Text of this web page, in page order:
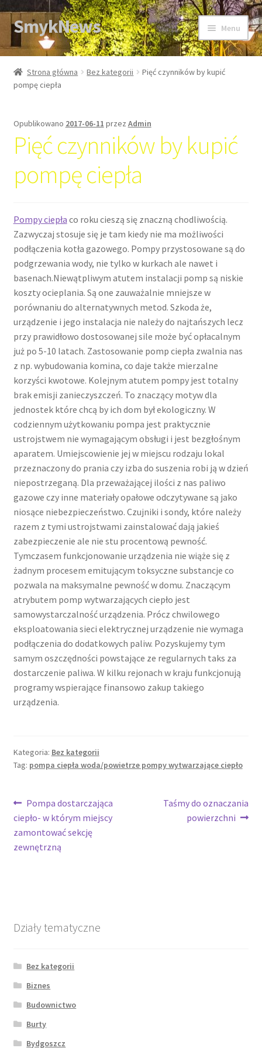
Przejdź
do
nawigacji
Przejdź
do
treści
SmykNews Menu
Strona główna
Strona główna Bez kategorii
Pięć czynników by kupić
pompę ciepła
Opublikowano 2017-06-11 przez Admin
Pięć czynników by kupić
pompę ciepła
Pompy ciepła co roku cieszą się znaczną chodliwością.
Zazwyczaj stosuje się je tam kiedy nie ma możliwości
podłączenia kotła gazowego. Pompy przystosowane są do
podgrzewania wody, nie tylko w kurkach ale nawet i
basenach.Niewątpliwym atutem instalacji pomp są niskie
koszty ocieplania. Są one zauważalnie mniejsze w
porównaniu do alternatywnych metod. Szkoda że,
urządzenie i jego instalacja nie należy do najtańszych lecz
przy prawidłowo dostosowanej sile może być opłacalnym
już po 5-10 latach. Zastosowanie pomp ciepła zwalnia nas
z np. wybudowania komina, co daje także mierzalne
korzyści kwotowe. Kolejnym atutem pompy jest totalny
brak emisji zanieczyszczeń. To znaczący motyw dla
jednostek które chcą by ich dom był ekologiczny. W
codziennym użytkowaniu pompa jest praktycznie
ustrojstwem nie wymagającym obsługi i jest bezgłośnym
aparatem. Umiejscowienie jej w miejscu rodzaju lokal
przeznaczony do prania czy izba do suszenia robi ją w dzień
niepostrzeganą. Dla przeważającej ilości z nas paliwo
gazowe czy inne materiały opałowe odczytywane są jako
niosące niebezpieczeństwo. Czujniki i sondy, które należy
razem z tymi ustrojstwami zainstalować dają jakieś
zabezpieczenie ale nie stu procentową pewność.
Tymczasem funkcjonowanie urządzenia nie wiąże się z
żadnym procesem emitującym toksyczne substancje co
pozwala na maksymalne pewność w domu. Znaczącym
atrybutem pomp wytwarzających ciepło jest
samowystarczalność urządzenia. Prócz chwilowego
eksploatowania sieci elektrycznej urządzenie nie wymaga
podłączenia do dodatkowych paliw. Pozyskujemy tym
samym oszczędności powstające ze regularnych taks za
dostarczenie paliwa. W kilku rejonach w kraju funkcjonują
programy wspierające finansowo zakup takiego
urządzenia.
Kategoria: Bez kategorii
Tag: pompa ciepła woda/powietrze pompy wytwarzające ciepło
Nawigacja
wpisu
Poprzedni
wpis:
Pompa dostarczająca
ciepło- w którym miejscy
zamontować sekcję
zewnętrzną
Następny
Taśmy do oznaczania
powierzchni
Działy tematyczne
Bez kategorii
Biznes
Budownictwo
Burty
Bydgoszcz